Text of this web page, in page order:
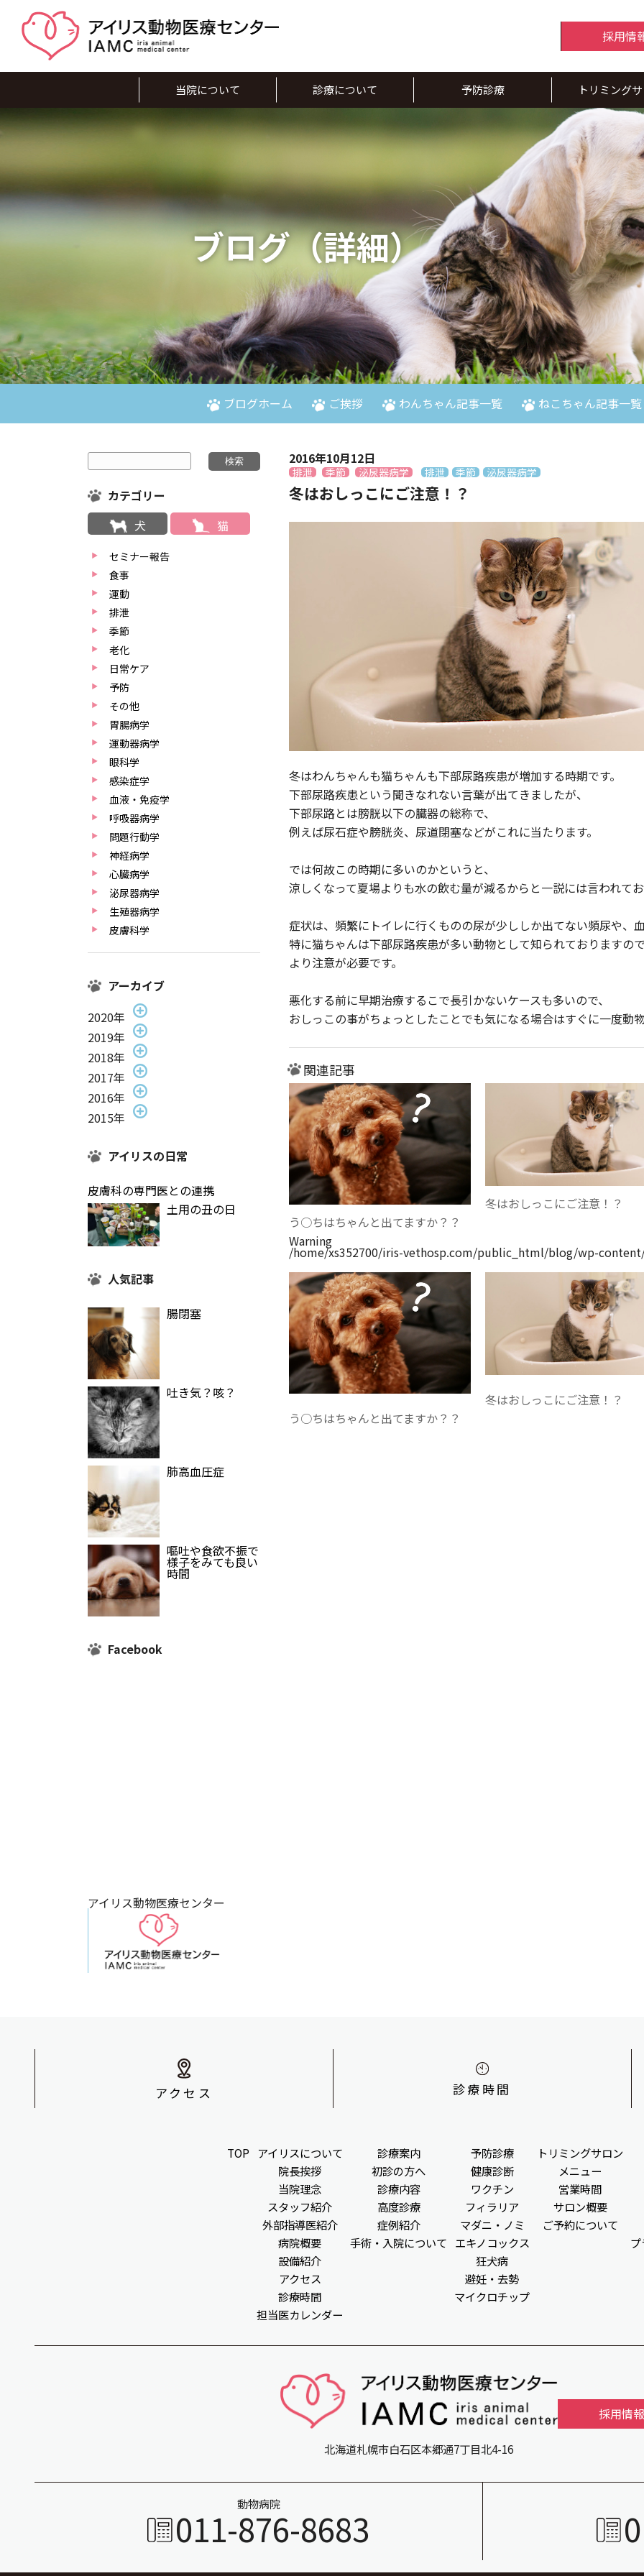
採用情
当院について 診療について 予防診療 トリミング
ブログ（詳細）
ブログホーム ご挨拶 わんちゃん記事一覧 ねこちゃん記事一覧
2016年10月12日
排泄 季節 泌尿器病学 排泄 季節 泌尿器病学
冬はおしっこにご注意！？
冬はわんちゃんも猫ちゃんも下部尿路疾患が増加する時期です。
下部尿路疾患という聞きなれない言葉が出てきましたが、
下部尿路とは膀胱以下の臓器の総称で、
例えば尿石症や膀胱炎、尿道閉塞などがこれに当たります。
では何故この時期に多いのかというと、
涼しくなって夏場よりも水の飲む量が減るからと一説には言われて
症状は、頻繁にトイレに行くものの尿が少ししか出てない頻尿や、
特に猫ちゃんは下部尿路疾患が多い動物として知られておりますの
より注意が必要です。
悪化する前に早期治療するこで長引かないケースも多いので、
おしっこの事がちょっとしたことでも気になる場合はすぐに一度動
関連記事
う○ちはちゃんと出てますか？？
冬はおしっこにご注意！？
Warning
/home/xs352700/iris-vethosp.com/public_html/blog/wp-
う○ちはちゃんと出てますか？？
冬はおしっこにご注意！？
カテゴリー
犬
猫
セミナー報告
食事
運動
排泄
季節
老化
日常ケア
予防
その他
胃腸病学
運動器病学
眼科学
感染症学
血液・免疫学
呼吸器病学
問題行動学
神経病学
心臓病学
泌尿器病学
生殖器病学
皮膚科学
アーカイブ
2020年
2019年
2018年
2017年
2016年
2015年
アイリスの日常
皮膚科の専門医との連携
土用の丑の日
人気記事
腸閉塞
吐き気？咳？
肺高血圧症
嘔吐や食欲不振で
様子をみても良い
時間
Facebook
アイリス動物医療センター
アクセス 診療時間
TOP
アイリスについて
院長挨拶
当院理念
スタッフ紹介
外部指導医紹介
病院概要
設備紹介
アクセス
診療時間
担当医カレンダー
診療案内
初診の方へ
診療内容
高度診療
症例紹介
手術・入院について
予防診療
健康診断
ワクチン
フィラリア
マダニ・ノミ
エキノコックス
狂犬病
避妊・去勢
マイクロチップ
トリミングサロン
メニュー
営業時間
サロン概要
ご予約について
北海道札幌市白石区本郷通7丁目北4-16
採用情
動物病院
011-876-8683